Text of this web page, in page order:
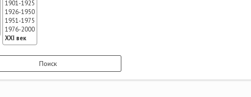
1901-1925
1926-1950
1951-1975
1976-2000
XXI век